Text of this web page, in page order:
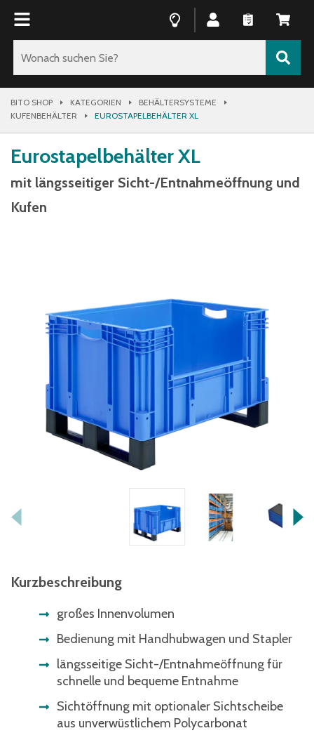
BITO SHOP KATEGORIEN
BEHÄLTERSYSTEME
KUFENBEHÄLTER
EUROSTAPELBEHÄLTER XL
Eurostapelbehälter XL
mit längsseitiger Sicht-/Entnahmeöffnung und
Kufen
Kurzbeschreibung
großes Innenvolumen
Bedienung mit Handhubwagen und Stapler
längsseitige Sicht-/Entnahmeöffnung für
schnelle und bequeme Entnahme
Sichtöffnung mit optionaler Sichtscheibe
aus unverwüstlichem Polycarbonat